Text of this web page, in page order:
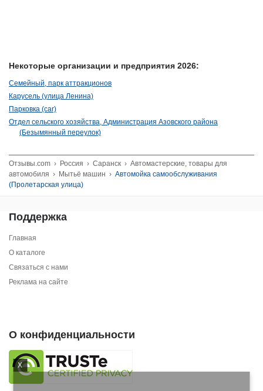
X
Некоторые организации и предприятия 2026:
Семейный, парк аттракционов
Карусель (улица Ленина)
Парковка (car)
Отдел сельского хозяйства, Администрация Азовского района
(Безымянный переулок)
Отзывы.com › Россия › Саранск › Автомастерские, товары для
автомобиля › Мытьё машин › Автомойка самообслуживания
(Пролетарская улица)
Поддержка
Главная
О каталоге
Связаться с нами
Реклама на сайте
О конфиденциальности